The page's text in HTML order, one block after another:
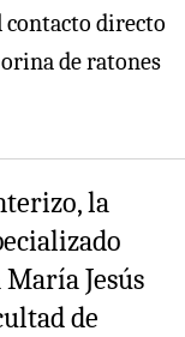
contacto directo
de ratones
la
Jesús
de